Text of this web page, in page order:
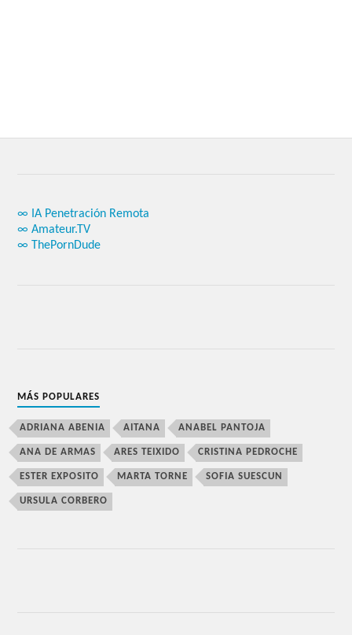
∞ IA Penetración Remota
∞ Amateur.TV
∞ ThePornDude
MÁS POPULARES
ADRIANA ABENIA AITANA ANABEL PANTOJA
ANA DE ARMAS ARES TEIXIDO CRISTINA PEDROCHE
ESTER EXPOSITO MARTA TORNE SOFIA SUESCUN
URSULA CORBERO